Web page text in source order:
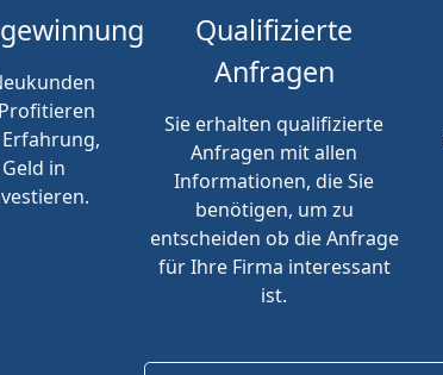
gewinnung
in
Qualifizierte
Anfragen
Sie erhalten qualifizierte
Anfragen mit allen
Informationen, die Sie
benötigen, um zu
entscheiden ob die Anfrage
für Ihre Firma interessant
ist.